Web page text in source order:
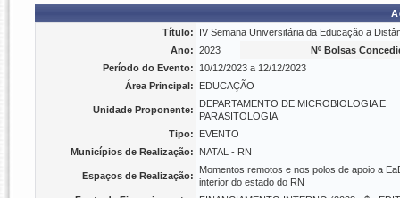
Título:
IV Semana Universitária da Educação a
Ano: 2023
Nº Bolsas
Período do Evento:
10/12/2023 a 12/12/2023
Área Principal:
EDUCAÇÃO
Unidade Proponente:
DEPARTAMENTO DE MICROBIOLOGIA E
PARASITOLOGIA
Tipo:
EVENTO
Municípios de Realização:
NATAL - RN
Espaços de Realização:
Momentos remotos e nos polos de apoio a
interior do estado do RN